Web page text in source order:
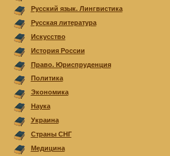
Русский язык. Лингвистика
Русская литература
Искусство
История России
Право. Юриспруденция
Политика
Экономика
Наука
Украина
Страны СНГ
Медицина